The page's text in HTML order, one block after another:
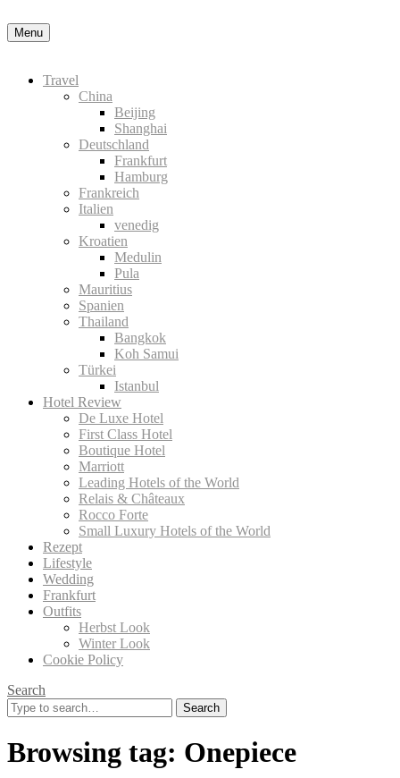
Menu
Travel
China
Beijing
Shanghai
Deutschland
Frankfurt
Hamburg
Frankreich
Italien
venedig
Kroatien
Medulin
Pula
Mauritius
Spanien
Thailand
Bangkok
Koh Samui
Türkei
Istanbul
Hotel Review
De Luxe Hotel
First Class Hotel
Boutique Hotel
Marriott
Leading Hotels of the World
Relais & Châteaux
Rocco Forte
Small Luxury Hotels of the World
Rezept
Lifestyle
Wedding
Frankfurt
Outfits
Herbst Look
Winter Look
Cookie Policy
Search
Search
for:
Browsing tag: Onepiece
Nähere Information zu den Cookies in der Datenschutzerklärung